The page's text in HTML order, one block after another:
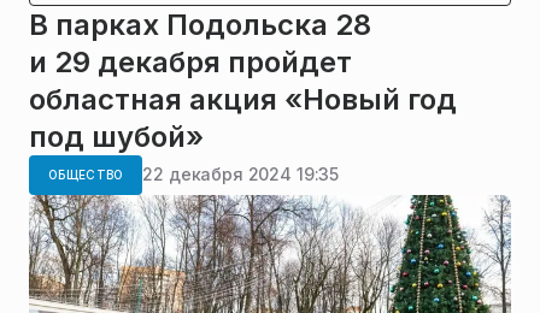
В парках Подольска 28
и 29 декабря пройдет
областная акция «Новый год
под шубой»
ОБЩЕСТВО 22 декабря 2024 19:35